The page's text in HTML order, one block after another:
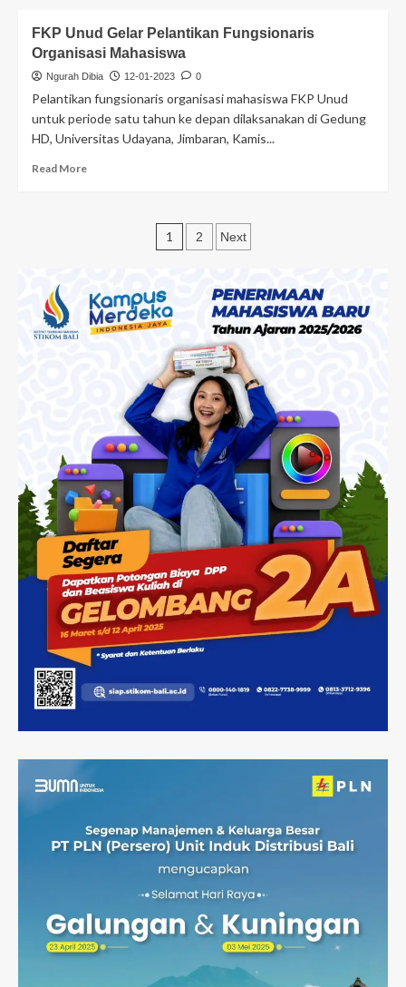
FKP Unud Gelar Pelantikan Fungsionaris
Organisasi Mahasiswa
Ngurah Dibia 12-01-2023 0
Pelantikan fungsionaris organisasi mahasiswa FKP Unud
untuk periode satu tahun ke depan dilaksanakan di Gedung
HD, Universitas Udayana, Jimbaran, Kamis...
Read More
1 2 Next